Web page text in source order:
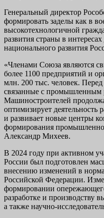
Генеральный директор
формировать заделы как в
высокотехнологичной
развития страны в
национального развития
«Членами Союза являются
более 1100 предприятий и
млн. 200 тыс. человек. Перед
связанные с промышленным
Машиностроителей
оптимизирует деятельность
и развивает новые центры
формирования
Александр Михеев.
В 2024 году при активном
России был подготовлен
внесению изменений в
Российской Федерации.
формировании
разработке и производству
а также научно-